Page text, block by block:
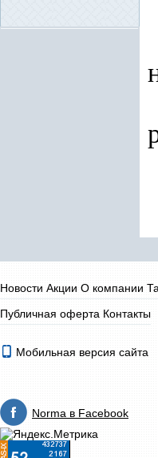
Новости Акции О компании
Публичная оферта Контакты
Мобильная версия сайта
Norma в Facebook